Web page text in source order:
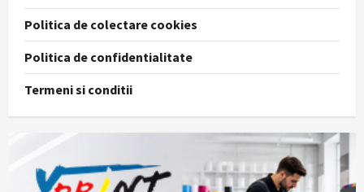
Politica de colectare cookies
Politica de confidentialitate
Termeni si conditii